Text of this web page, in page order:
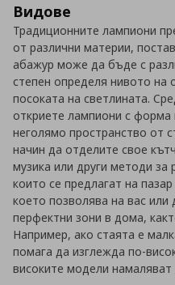
Видове
Традиционните лампиони
от различни материи,
абажур може да бъде с
степен определя нивото на
посоката на светлината.
откриете лампиони с форма
неголямо пространство от
начин да отделите свое
музика или други методи за
които се предлагат на
което позволява на вас
перфектни зони в дома,
Например, ако стаята е
помага да изглежда по-
високите модели намаляват